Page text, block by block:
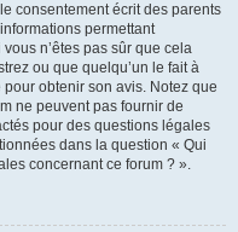
consentement écrit des parents
permettant
n’êtes pas sûr que cela
ou que quelqu’un le fait à
obtenir son avis. Notez que
ne peuvent pas fournir de
pour des questions légales
dans la question « Qui
concernant ce forum ? ».